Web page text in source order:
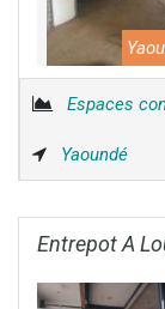
Espaces
Yaoundé
Entrepot A